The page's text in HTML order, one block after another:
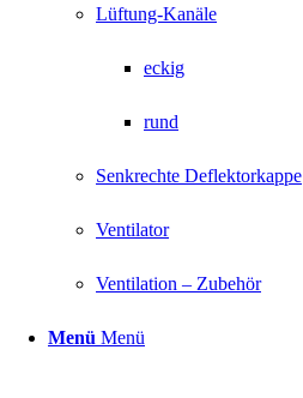
Lüftung-Kanäle
eckig
rund
Senkrechte Deflektorkappe
Ventilator
Ventilation – Zubehör
Menü Menü